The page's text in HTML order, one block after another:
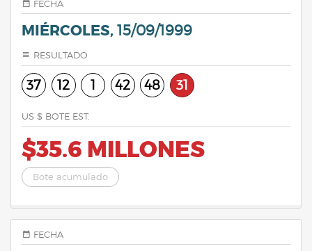
FECHA
MIÉRCOLES, 15/09/1999
RESULTADO
37 12 1 42 48 31
US $ BOTE EST.
$35.6 MILLONES
Bote acumulado
FECHA